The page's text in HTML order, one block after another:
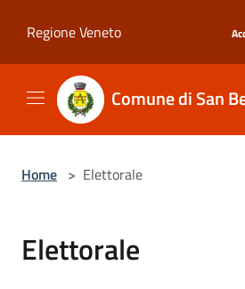
Regione Veneto
Comune di San
Home > Elettorale
Elettorale